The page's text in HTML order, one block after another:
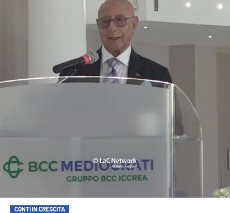
SPORT
Streaming
LAC TV
LAC ONAIR
CONTI IN CRESCITA